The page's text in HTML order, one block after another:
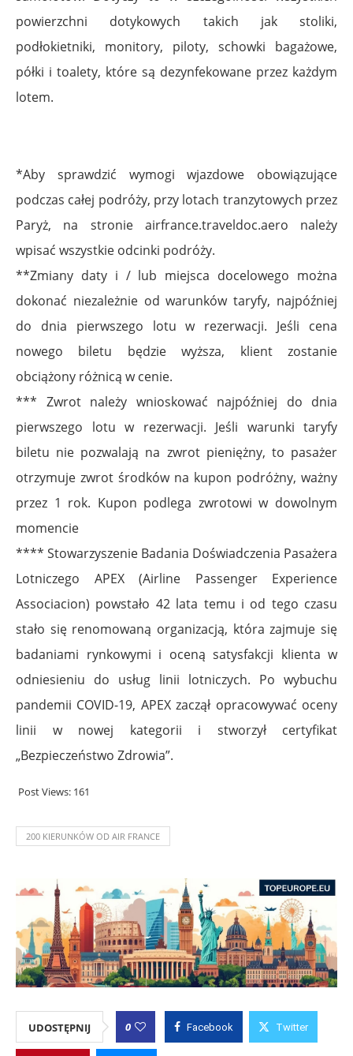
powierzchni dotykowych takich jak stoliki,
podłokietniki, monitory, piloty, schowki bagażowe,
półki i toalety, które są dezynfekowane przez każdym
lotem.
*Aby sprawdzić wymogi wjazdowe obowiązujące
podczas całej podróży, przy lotach tranzytowych przez
Paryż, na stronie airfrance.traveldoc.aero należy
wpisać wszystkie odcinki podróży.
**Zmiany daty i / lub miejsca docelowego można
dokonać niezależnie od warunków taryfy, najpóźniej
do dnia pierwszego lotu w rezerwacji. Jeśli cena
nowego biletu będzie wyższa, klient zostanie
obciążony różnicą w cenie.
*** Zwrot należy wnioskować najpóźniej do dnia
pierwszego lotu w rezerwacji. Jeśli warunki taryfy
biletu nie pozwalają na zwrot pieniężny, to pasażer
otrzymuje zwrot środków na kupon podróżny, ważny
przez 1 rok. Kupon podlega zwrotowi w dowolnym
momencie
**** Stowarzyszenie Badania Doświadczenia Pasażera
Lotniczego APEX (Airline Passenger Experience
Associacion) powstało 42 lata temu i od tego czasu
stało się renomowaną organizacją, która zajmuje się
badaniami rynkowymi i oceną satysfakcji klienta w
odniesieniu do usług linii lotniczych. Po wybuchu
pandemii COVID-19, APEX zaczął opracowywać oceny
linii w nowej kategorii i stworzył certyfikat
„Bezpieczeństwo Zdrowia”.
Post Views: 161
200 KIERUNKÓW OD AIR FRANCE
UDOSTĘPNIJ 0 Facebook Twitter